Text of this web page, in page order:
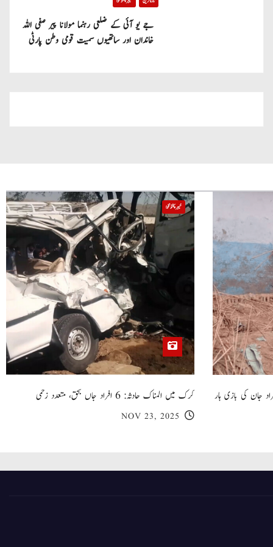
جے یو آئی کے ضلعی رہنما مولانا پیر صفی اللہ
خاندان اور ساتھیوں سمیت قومی وطن پارٹی
گھر کی چھت گرنے کا سانحہ: 5 افراد جان کی بازی ہار
خیبر پختونخوا
کرک میں المناک حادثہ: 6 افراد جاں بحق، متعدد زخمی
NOV 23, 2025